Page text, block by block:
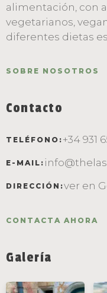
alimentación, con
vegetarianos,
diferentes dietas
SOBRE NOSOTROS
Contacto
TELÉFONO: +34 931
E-MAIL:
DIRECCIÓN:ver en
CONTACTA AHORA
Galería